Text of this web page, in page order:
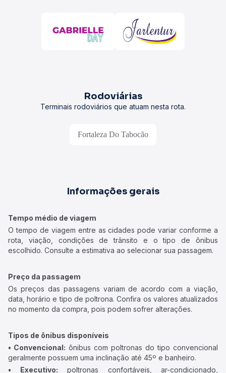
Rodoviárias
Terminais rodoviários que atuam nesta rota.
Fortaleza Do Tabocão
Informações gerais
Tempo médio de viagem
O tempo de viagem entre as cidades pode variar conforme a
rota, viação, condições de trânsito e o tipo de ônibus
escolhido. Consulte a estimativa ao selecionar sua passagem.
Preço da passagem
Os preços das passagens variam de acordo com a viação,
data, horário e tipo de poltrona. Confira os valores atualizados
no momento da compra, pois podem sofrer alterações.
Tipos de ônibus disponíveis
• Convencional: ônibus com poltronas do tipo convencional
geralmente possuem uma inclinação até 45º e banheiro.
• Executivo: poltronas confortáveis, ar-condicionado,